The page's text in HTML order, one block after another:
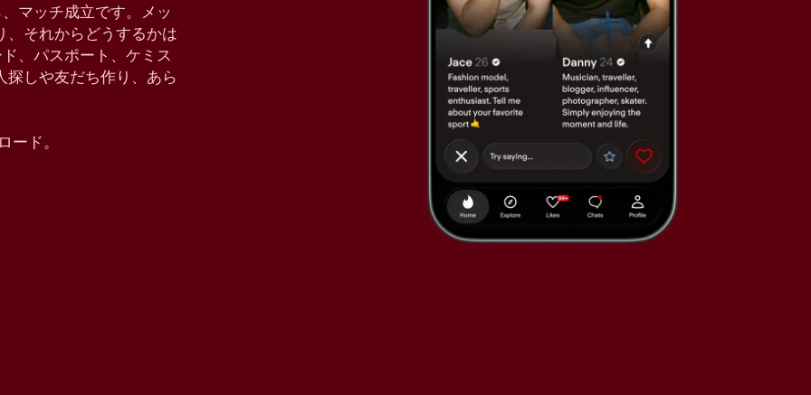
マッチ成立です。メッ
、それからどうするかは
、パスポート、ケミス
しや友だち作り、あら
ード。